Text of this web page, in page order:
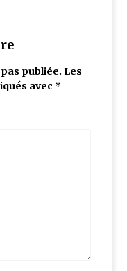
publiée. Les
avec *